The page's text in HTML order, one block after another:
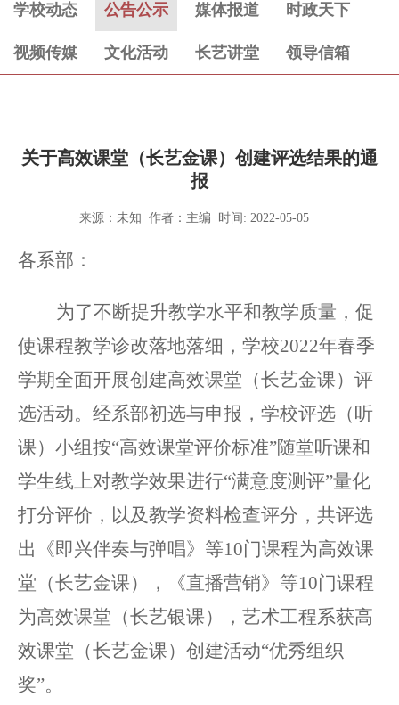
学校动态 公告公示 媒体报道 时政天下
视频传媒 文化活动 长艺讲堂 领导信箱
关于高效课堂（长艺金课）创建评选结果的通
报
来源：未知 作者：主编 时间: 2022-05-05
各系部：
为了不断提升教学水平和教学质量，促
使课程教学诊改落地落细，学校2022年春季
学期全面开展创建高效课堂（长艺金课）评
选活动。经系部初选与申报，学校评选（听
课）小组按“高效课堂评价标准”随堂听课和
学生线上对教学效果进行“满意度测评”量化
打分评价，以及教学资料检查评分，共评选
出《即兴伴奏与弹唱》等10门课程为高效课
堂（长艺金课），《直播营销》等10门课程
为高效课堂（长艺银课），艺术工程系获高
效课堂（长艺金课）创建活动“优秀组织
奖”。